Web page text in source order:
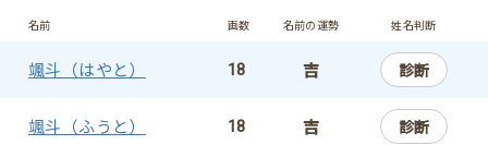
名前 画数 名前の運勢 姓名判断
颯斗（はやと） 18 吉 診断
颯斗（ふうと） 18 吉 診断